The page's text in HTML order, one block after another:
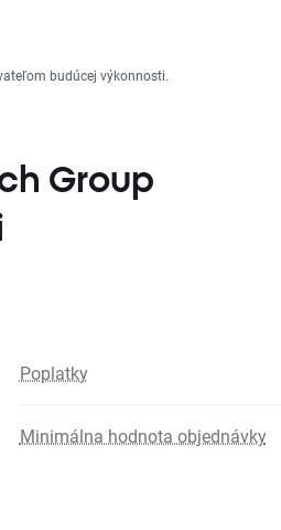
budúcej výkonnosti.
Group
Poplatky
Minimálna hodnota objednávky